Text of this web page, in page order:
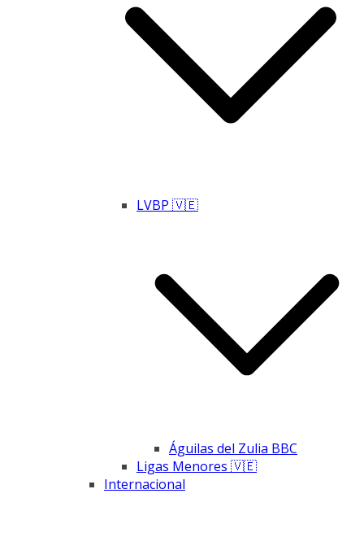
LVBP 🇻🇪
Águilas del Zulia BBC
Ligas Menores 🇻🇪
Internacional